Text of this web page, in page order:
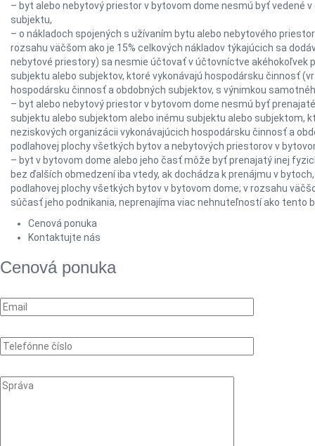
– byt alebo nebytový priestor v bytovom dome nesmú byť vedené
subjektu,
– o nákladoch spojených s užívaním bytu alebo nebytového
rozsahu väčšom ako je 15% celkových nákladov týkajúcich sa
nebytové priestory) sa nesmie účtovať v účtovníctve akéhokoľvek
subjektu alebo subjektov, ktoré vykonávajú hospodársku činnosť
hospodársku činnosť a obdobných subjektov, s výnimkou
– byt alebo nebytový priestor v bytovom dome nesmú byť
subjektu alebo subjektom alebo inému subjektu alebo subjektom,
neziskových organizácii vykonávajúcich hospodársku činnosť a
podlahovej plochy všetkých bytov a nebytových priestorov v
– byt v bytovom dome alebo jeho časť môže byť prenajatý inej
bez ďalších obmedzení iba vtedy, ak dochádza k prenájmu v
podlahovej plochy všetkých bytov v bytovom dome; v rozsahu
súčasť jeho podnikania, neprenajíma viac nehnuteľností ako tento
Cenová ponuka
Kontaktujte nás
Cenová ponuka